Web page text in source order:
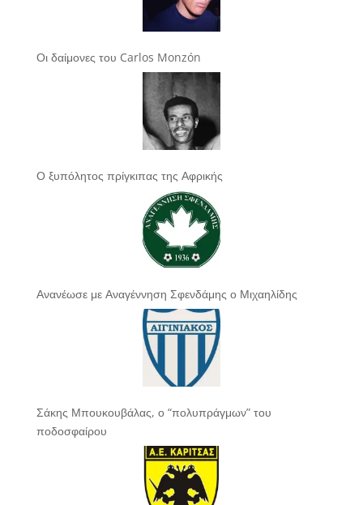
Οι δαίμονες του Carlos Monzón
Ο ξυπόλητος πρίγκιπας της Αφρικής
Ανανέωσε με Αναγέννηση Σφενδάμης ο Μιχαηλίδης
Σάκης Μπουκουβάλας, ο “πολυπράγμων” του
ποδοσφαίρου